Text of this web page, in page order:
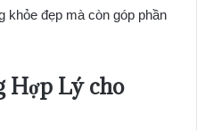
khỏe đẹp mà còn góp phần
Hợp Lý cho